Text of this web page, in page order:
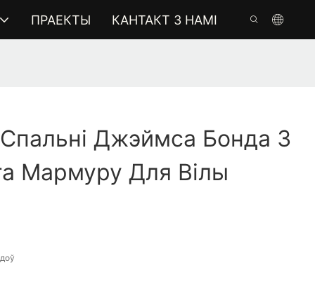
ПРАЕКТЫ КАНТАКТ З НАМІ
Джэймса Бонда З
Мармуру Для Вілы